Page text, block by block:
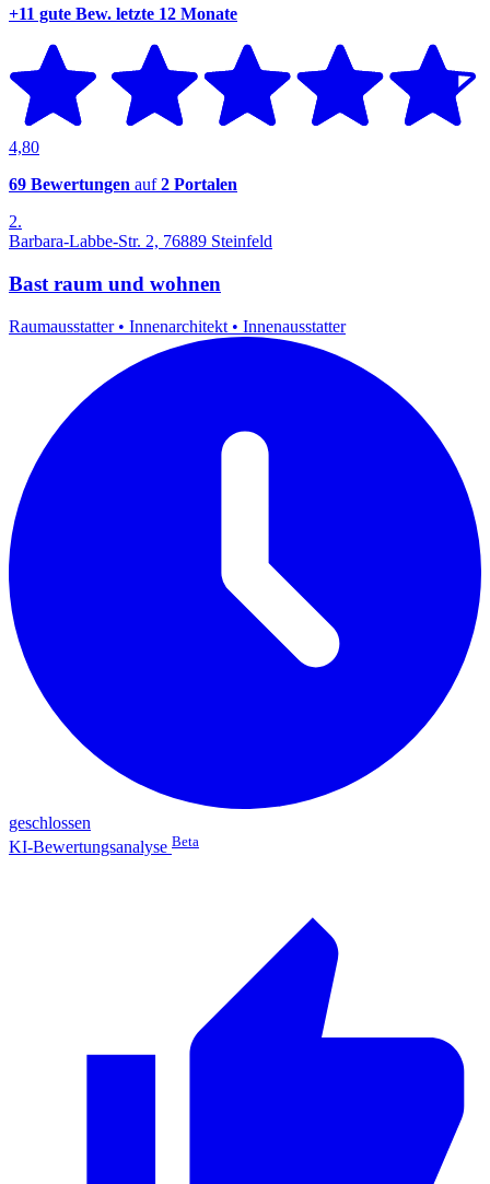
+11 gute Bew. letzte 12 Monate
4,80
69 Bewertungen auf2 Portalen
2.
Barbara-Labbe-Str. 2, 76889 Steinfeld
Bast raum und wohnen
Raumausstatter • Innenarchitekt • Innenausstatter
geschlossen
KI-Bewertungsanalyse Beta